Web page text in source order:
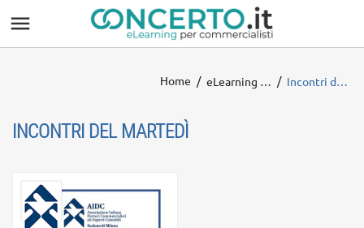

Home eLearning AIDC Milano Incontri del martedì
INCONTRI DEL MARTEDÌ